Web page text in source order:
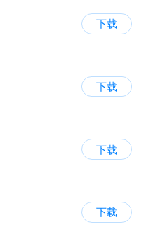
下载
下载
下载
下载